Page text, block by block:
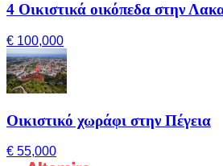
4 Οικιστικά οικόπεδα στην
€ 100,000
Οικιστικό χωράφι στην Πέγεια
€ 55,000